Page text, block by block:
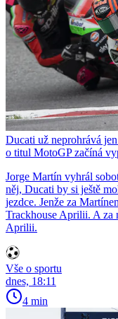
Ducati už neprohrává
o titul MotoGP začíná
Jorge Martín vyhrál
něj, Ducati by si ještě
jezdce. Jenže za
Trackhouse Aprilii. A za
Aprilii.
Vše o sportu
dnes, 18:11
4 min